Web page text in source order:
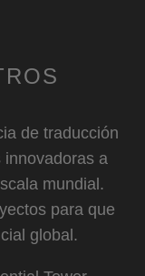
de traducción
a
mundial.
para que
global.